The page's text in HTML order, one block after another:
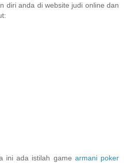
diri anda di website judi online dan
ini ada istilah game armani poker